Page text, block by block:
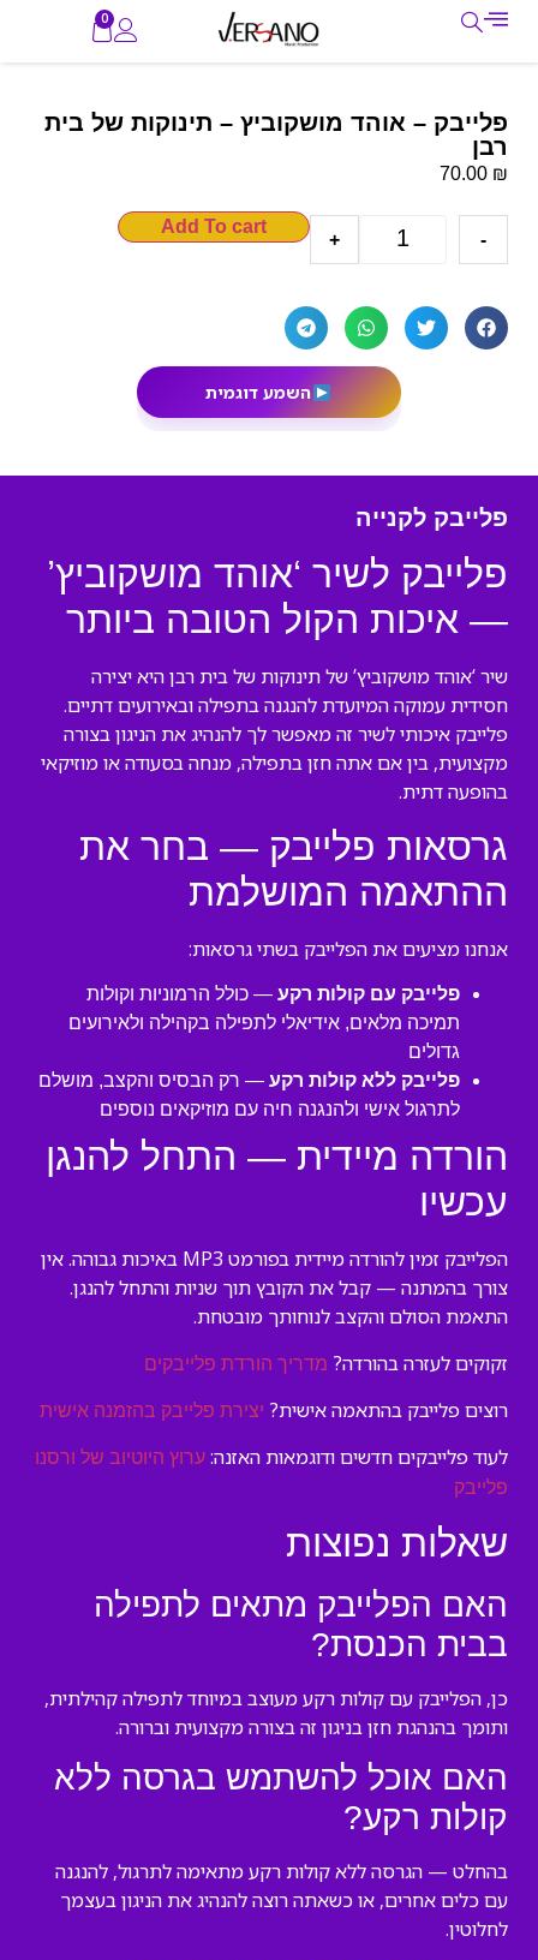
0
פלייבק – אוהד מושקוביץ – תינוקות של בית
רבן
70.00 ₪
-
+
Add To cart
השמע דוגמית
פלייבק לקנייה
פלייבק לשיר ‘אוהד מושקוביץ’
— איכות הקול הטובה ביותר
שיר ‘אוהד מושקוביץ’ של תינוקות של בית רבן היא יצירה
חסידית עמוקה המיועדת להנגנה בתפילה ובאירועים דתיים.
פלייבק איכותי לשיר זה מאפשר לך להנהיג את הניגון בצורה
מקצועית, בין אם אתה חזן בתפילה, מנחה בסעודה או מוזיקאי
בהופעה דתית.
גרסאות פלייבק — בחר את
ההתאמה המושלמת
אנחנו מציעים את הפלייבק בשתי גרסאות:
פלייבק עם קולות רקע — כולל הרמוניות וקולות
תמיכה מלאים, אידיאלי לתפילה בקהילה ולאירועים
גדולים
פלייבק ללא קולות רקע — רק הבסיס והקצב, מושלם
לתרגול אישי ולהנגנה חיה עם מוזיקאים נוספים
הורדה מיידית — התחל להנגן
עכשיו
הפלייבק זמין להורדה מיידית בפורמט MP3 באיכות גבוהה. אין
צורך בהמתנה — קבל את הקובץ תוך שניות והתחל להנגן.
התאמת הסולם והקצב לנוחותך מובטחת.
זקוקים לעזרה בהורדה? מדריך הורדת פלייבקים
רוצים פלייבק בהתאמה אישית? יצירת פלייבק בהזמנה אישית
לעוד פלייבקים חדשים ודוגמאות האזנה: ערוץ היוטיוב של ורסנו
פלייבק
שאלות נפוצות
האם הפלייבק מתאים לתפילה
בבית הכנסת?
כן, הפלייבק עם קולות רקע מעוצב במיוחד לתפילה קהילתית,
ותומך בהנהגת חזן בניגון זה בצורה מקצועית וברורה.
האם אוכל להשתמש בגרסה ללא
קולות רקע?
בהחלט — הגרסה ללא קולות רקע מתאימה לתרגול, להנגנה
עם כלים אחרים, או כשאתה רוצה להנהיג את הניגון בעצמך
לחלוטין.